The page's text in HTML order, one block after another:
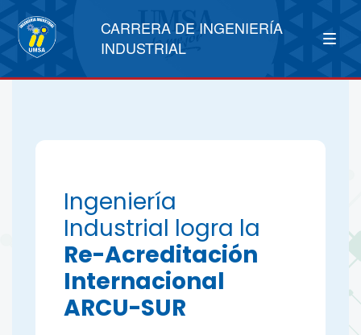
CARRERA DE INGENIERÍA
INDUSTRIAL
Ingeniería
Industrial logra la
Re-Acreditación
Internacional
ARCU-SUR